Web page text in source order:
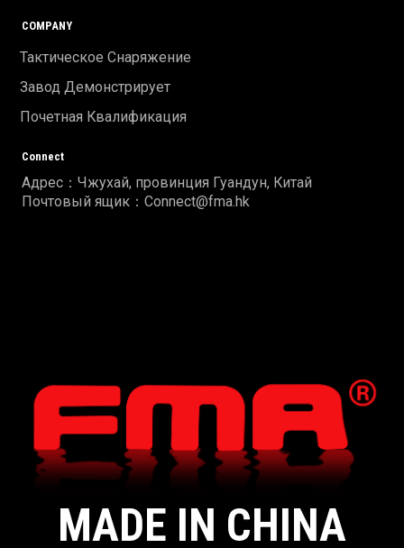
MADE IN CHINA
COMPANY
Тактическое Снаряжение
Завод Демонстрирует
Почетная Квалификация
Connect
Адрес：Чжухай, провинция Гуандун, Китай
Почтовый ящик：Connect@fma.hk